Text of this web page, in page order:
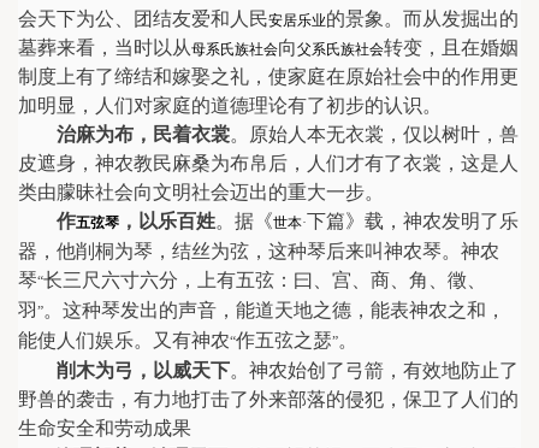
会天下为公、团结友爱和人民安居乐业的景象。而从发掘出的
墓葬来看，当时以从母系氏族社会向父系氏族社会转变，且在婚姻
制度上有了缔结和嫁娶之礼，使家庭在原始社会中的作用更
加明显，人们对家庭的道德理论有了初步的认识。
治麻为布，民着衣裳。原始人本无衣裳，仅以树叶，兽
皮遮身，神农教民麻桑为布帛后，人们才有了衣裳，这是人
类由朦昧社会向文明社会迈出的重大一步。
作五弦琴 ，以乐百姓。据《世本·下篇》载，神农发明了乐
器，他削桐为琴，结丝为弦，这种琴后来叫神农琴。神农
琴“长三尺六寸六分，上有五弦：曰、宫、商、角、徵、
羽 ”。这种琴发出的声音，能道天地之德，能表神农之和，
能使人们娱乐。又有神农“作五弦之瑟”。
削木为弓，以威天下。神农始创了弓箭，有效地防止了
野兽的袭击，有力地打击了外来部落的侵犯，保卫了人们的
生命安全和劳动成果